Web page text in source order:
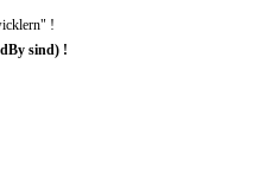
!
sind) !